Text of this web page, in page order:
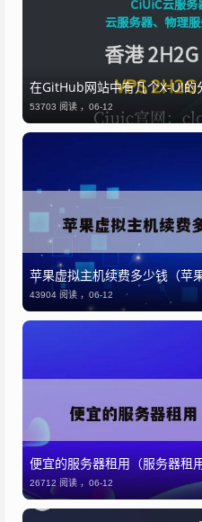
在GitHub网站中有几个X-UI的
53703 阅读 ， 06-12
苹果虚拟主机续费多少钱（苹
43904 阅读 ， 06-12
便宜的服务器租用（服务器租
26712 阅读 ， 06-12